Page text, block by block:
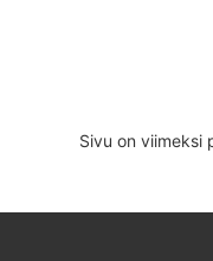
Sivu on viimeksi